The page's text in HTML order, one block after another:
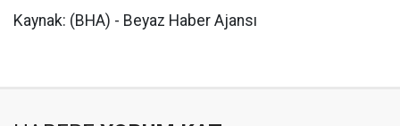
Kaynak: (BHA) - Beyaz Haber Ajansı